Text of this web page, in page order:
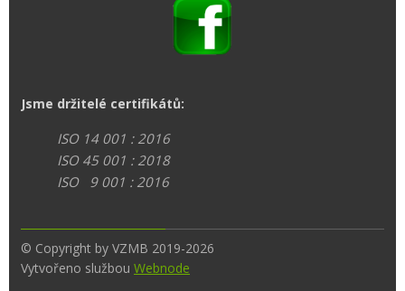
Jsme držitelé certifikátů:
ISO 14 001 : 2016
ISO 45 001 : 2018
ISO 9 001 : 2016
© Copyright by VZMB 2019-2026
Vytvořeno službou Webnode